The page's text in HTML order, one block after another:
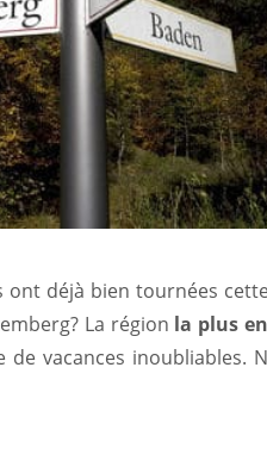
ont déjà bien tournées
La région la plus
vacances inoubliables.